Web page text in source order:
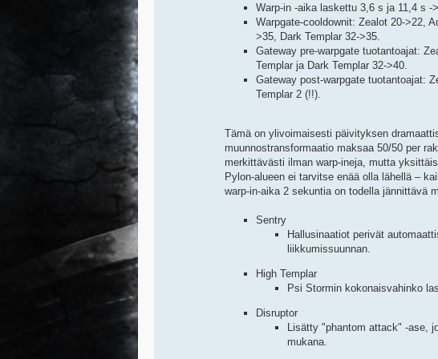
Warp-in -aika laskettu 3,6 s ja 11,4 s -
Warpgate-cooldownit: Zealot 20->22,
>35, Dark Templar 32->35.
Gateway pre-warpgate tuotantoajat:
Templar ja Dark Templar 32->40.
Gateway post-warpgate tuotantoajat:
Templar 2 (!!).
Tämä on ylivoimaisesti päivityksen
muunnostransformaatio maksaa 50/50 per
merkittävästi ilman warp-ineja, mutta
Pylon-alueen ei tarvitse enää olla lähellä –
warp-in-aika 2 sekuntia on todella jännittävä
Sentry
Hallusinaatiot perivät
liikkumissuunnan.
High Templar
Psi Stormin kokonaisvahinko
Disruptor
Lisätty "phantom attack" -ase,
mukana.